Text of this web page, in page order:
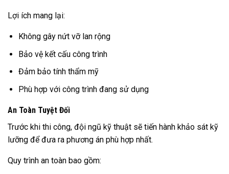
Lợi ích mang lại:
Không gây nứt vỡ lan rộng
Bảo vệ kết cấu công trình
Đảm bảo tính thẩm mỹ
Phù hợp với công trình đang sử dụng
An Toàn Tuyệt Đối
Trước khi thi công, đội ngũ kỹ thuật sẽ tiến hành khảo sát kỹ
lưỡng để đưa ra phương án phù hợp nhất.
Quy trình an toàn bao gồm: